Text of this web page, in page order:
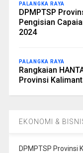
PALANGKA RAYA
DPMPTSP
Pengisian
2024
PALANGKA RAYA
Rangkaian
Provinsi
EKONOMI &
DPMPTSP Provinsi